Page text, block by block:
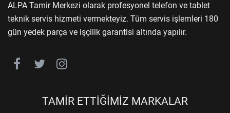
ALPA Tamir Merkezi olarak profesyonel telefon ve tablet
teknik servis hizmeti vermekteyiz. Tüm servis işlemleri 180
gün yedek parça ve işçilik garantisi altında yapılır.
TAMİR ETTİĞİMİZ MARKALAR